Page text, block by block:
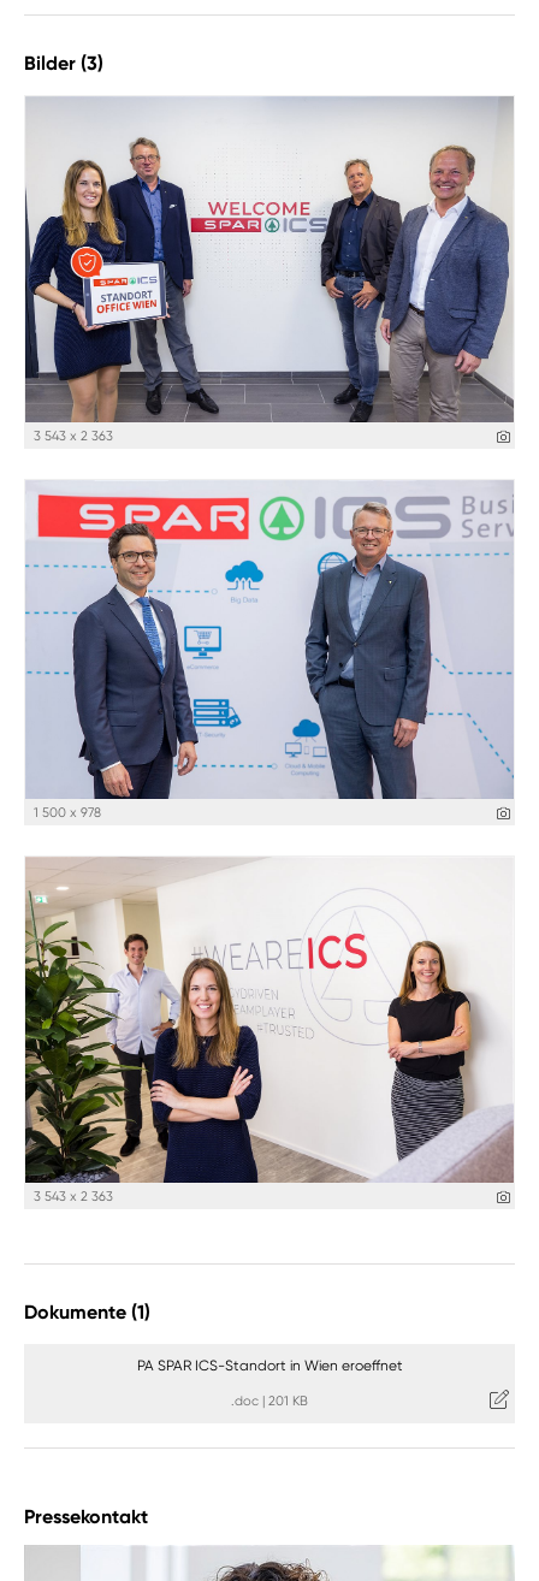
Bilder (3)
3 543 x 2 363
1 500 x 978
3 543 x 2 363
Dokumente (1)
PA SPAR ICS-Standort in Wien eroeffnet
.doc | 201 KB
Pressekontakt